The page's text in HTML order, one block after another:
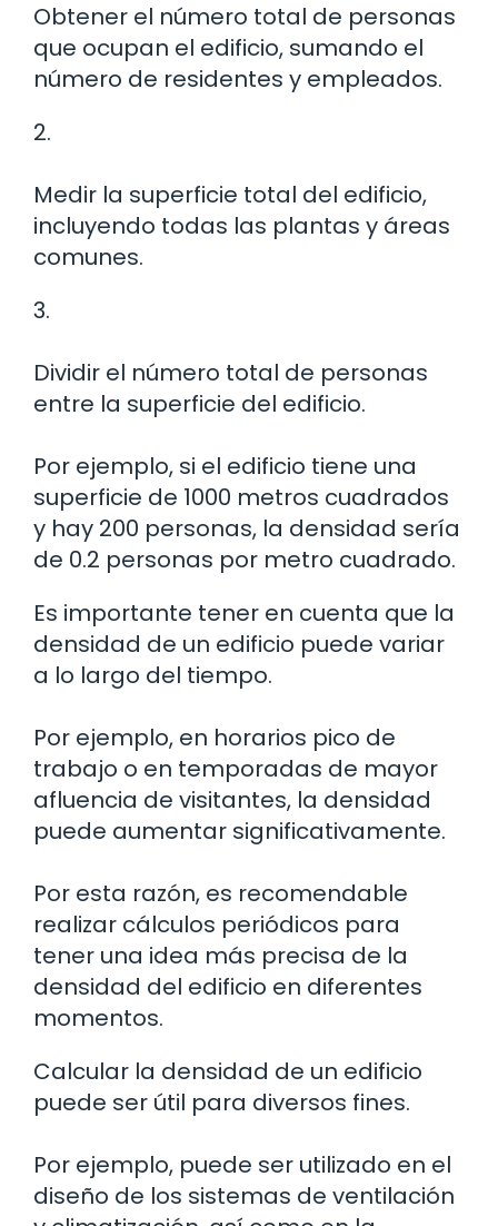
Obtener el número total de personas
que ocupan el edificio, sumando el
número de residentes y empleados.
2.
Medir la superficie total del edificio,
incluyendo todas las plantas y áreas
comunes.
3.
Dividir el número total de personas
entre la superficie del edificio.
Por ejemplo, si el edificio tiene una
superficie de 1000 metros cuadrados
y hay 200 personas, la densidad sería
de 0.2 personas por metro cuadrado.
Es importante tener en cuenta que la
densidad de un edificio puede variar
a lo largo del tiempo.
Por ejemplo, en horarios pico de
trabajo o en temporadas de mayor
afluencia de visitantes, la densidad
puede aumentar significativamente.
Por esta razón, es recomendable
realizar cálculos periódicos para
tener una idea más precisa de la
densidad del edificio en diferentes
momentos.
Calcular la densidad de un edificio
puede ser útil para diversos fines.
Por ejemplo, puede ser utilizado en el
diseño de los sistemas de ventilación